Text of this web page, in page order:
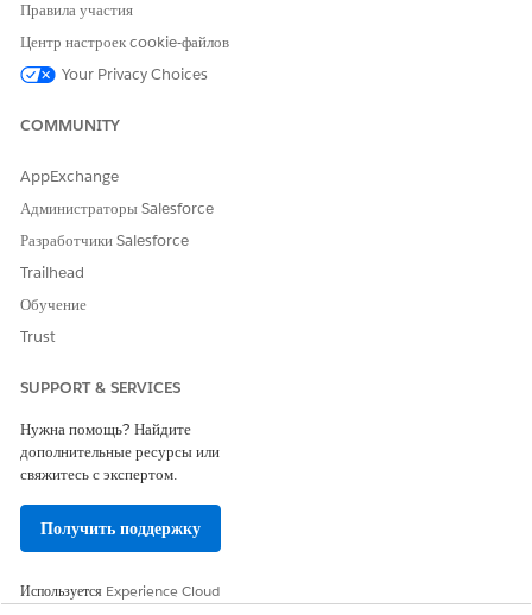
Правила участия
Центр настроек cookie-файлов
Your Privacy Choices
COMMUNITY
AppExchange
Администраторы Salesforce
Разработчики Salesforce
Trailhead
Обучение
Trust
SUPPORT & SERVICES
Нужна помощь? Найдите
дополнительные ресурсы или
свяжитесь с экспертом.
Получить поддержку
Используется Experience Cloud